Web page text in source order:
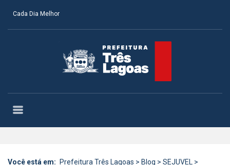
Cada Dia Melhor
Você está em: Prefeitura Três Lagoas > Blog > SEJUVEL >